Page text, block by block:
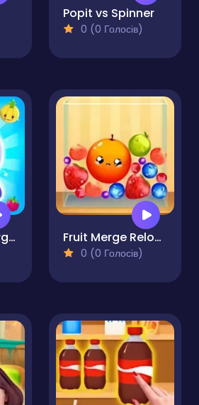
Popit vs Spinner
0 (0 Голосів)
Fruit Jam - Merge Puzzle Game Fruit Merge Reloaded
0 (0 Голосів)